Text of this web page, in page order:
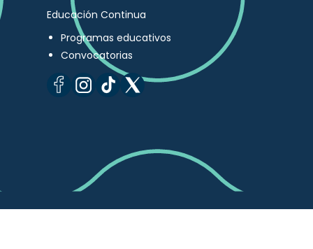
Educación Continua
Programas educativos
Convocatorias